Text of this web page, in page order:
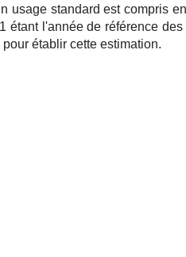
usage standard est compris
étant l'année de référence
établir cette estimation.